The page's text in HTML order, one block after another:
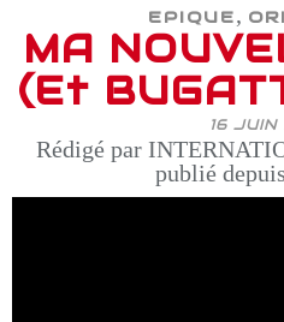
EPIQUE,
MA
(Et
16
Rédigé par
publié